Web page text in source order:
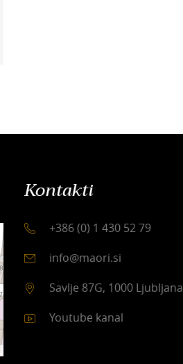
Kontakti
+386 (0) 1 430 52 79
info@maori.si
Savlje 87G, 1000 Ljubljana
Youtube kanal